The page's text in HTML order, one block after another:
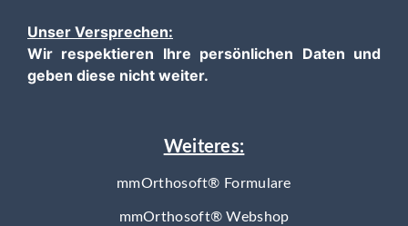
Unser Versprechen:
Wir respektieren Ihre persönlichen Daten und
geben diese nicht weiter.
Weiteres:
mmOrthosoft® Formulare
mmOrthosoft® Webshop